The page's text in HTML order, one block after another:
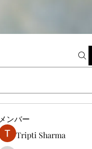
メンバー
Tripti Sharma